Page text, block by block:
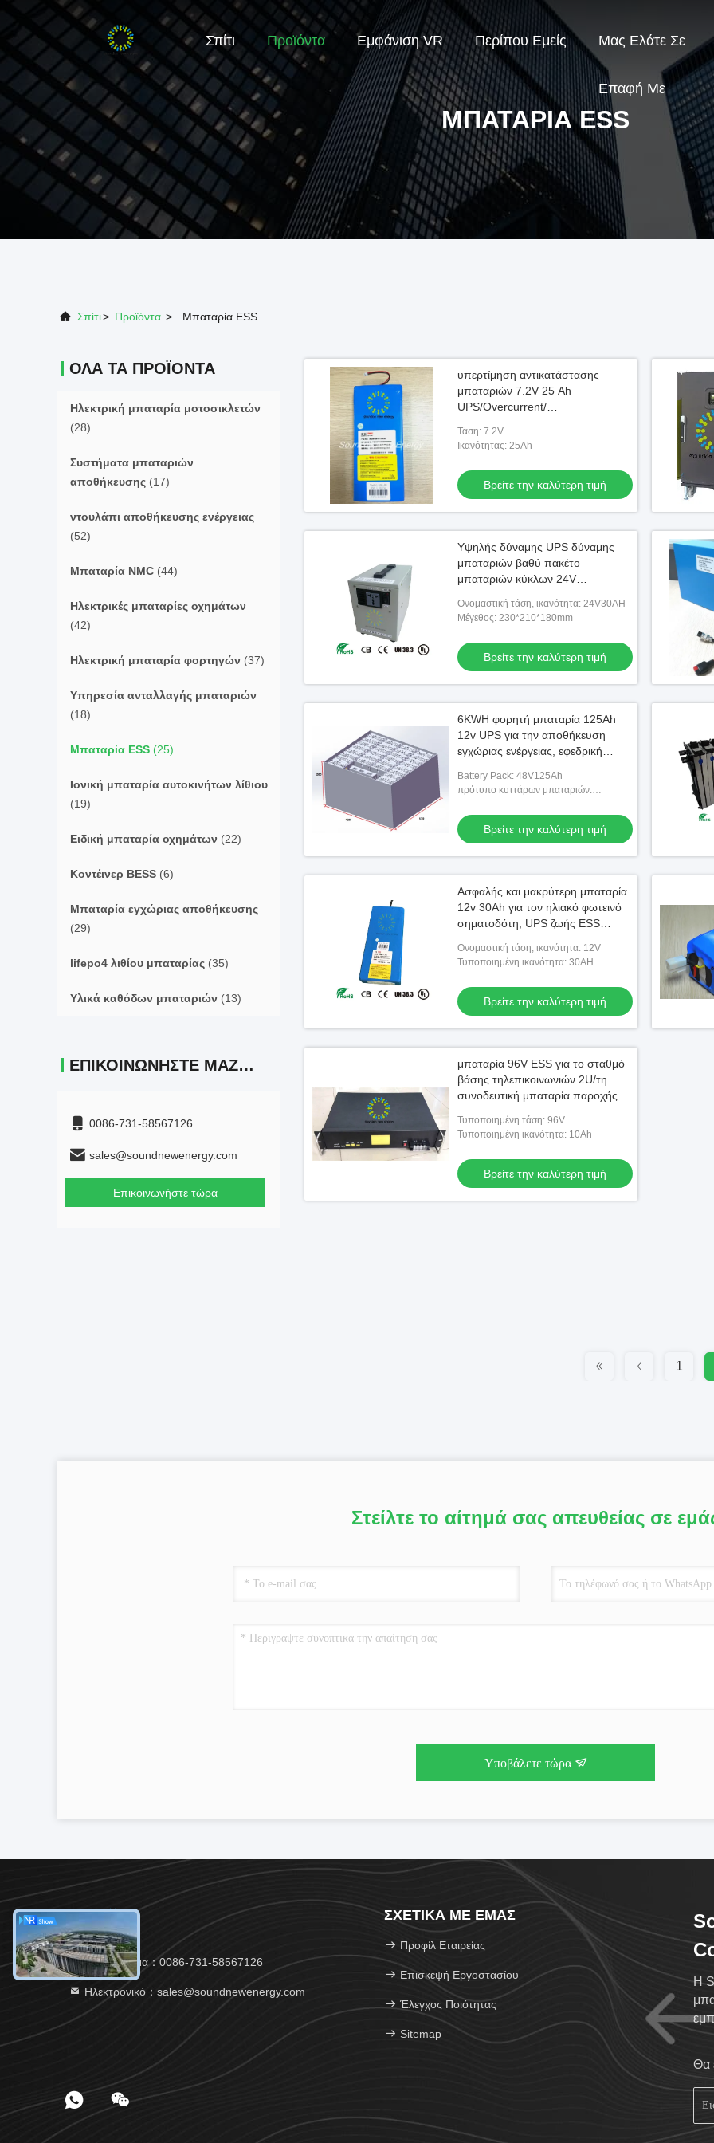
Σπίτι Προϊόντα Εμφάνιση VR Περίπου Εμείς Μας Ελάτε Σε
Επαφή Με
ΜΠΑΤΑΡΊΑ ESS
Σπίτι> Προϊόντα > Μπαταρία ESS
ΌΛΑ ΤΑ ΠΡΟΪΌΝΤΑ
Ηλεκτρική μπαταρία μοτοσικλετών
(28)
Συστήματα μπαταριών
αποθήκευσης (17)
ντουλάπι αποθήκευσης ενέργειας
(52)
Μπαταρία NMC (44)
Ηλεκτρικές μπαταρίες οχημάτων
(42)
Ηλεκτρική μπαταρία φορτηγών (37)
Υπηρεσία ανταλλαγής μπαταριών
(18)
Μπαταρία ESS (25)
Ιονική μπαταρία αυτοκινήτων λίθιου
(19)
Ειδική μπαταρία οχημάτων (22)
Κοντέινερ BESS (6)
Μπαταρία εγχώριας αποθήκευσης
(29)
lifepo4 λιθίου μπαταρίας (35)
Υλικά καθόδων μπαταριών (13)
ΕΠΙΚΟΙΝΩΝΉΣΤΕ ΜΑΖΊ ΜΑΣ
0086-731-58567126
sales@soundnewenergy.com
Επικοινωνήστε τώρα
υπερτίμηση αντικατάστασης
μπαταριών 7.2V 25 Ah
UPS/Overcurrent/
Τάση: 7.2V
Ικανότητας: 25Ah
Βρείτε την καλύτερη τιμή
Υψηλής δύναμης UPS δύναμης
μπαταριών βαθύ πακέτο
μπαταριών κύκλων 24V
Ονομαστική τάση, ικανότητα: 24V30AH
Μέγεθος: 230*210*180mm
Βρείτε την καλύτερη τιμή
6KWH φορητή μπαταρία 125Ah
12v UPS για την αποθήκευση
εγχώριας ενέργειας, εφεδρική
Battery Pack: 48V125Ah
πρότυπο κυττάρων μπαταριών:
Βρείτε την καλύτερη τιμή
Ασφαλής και μακρύτερη μπαταρία
12v 30Ah για τον ηλιακό φωτεινό
σηματοδότη, UPS ζωής ESS
Ονομαστική τάση, ικανότητα: 12V
Τυποποιημένη ικανότητα: 30AH
Βρείτε την καλύτερη τιμή
μπαταρία 96V ESS για το σταθμό
βάσης τηλεπικοινωνιών 2U/τη
συνοδευτική μπαταρία παροχής
Τυποποιημένη τάση: 96V
Τυποποιημένη ικανότητα: 10Ah
Βρείτε την καλύτερη τιμή
1
Στείλτε το αίτημά σας απευθείας σε
Υποβάλετε τώρα
Τηλεφώνημα：0086-731-58567126
Ηλεκτρονικό：sales@soundnewenergy.com
ΣΧΕΤΙΚΆ ΜΕ ΕΜΆΣ
Προφίλ Εταιρείας
Επισκεψή Εργοστασίου
Έλεγχος Ποιότητας
Sitemap
Η
Θα